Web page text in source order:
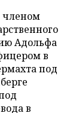
членом
Адольфа
в
под
в